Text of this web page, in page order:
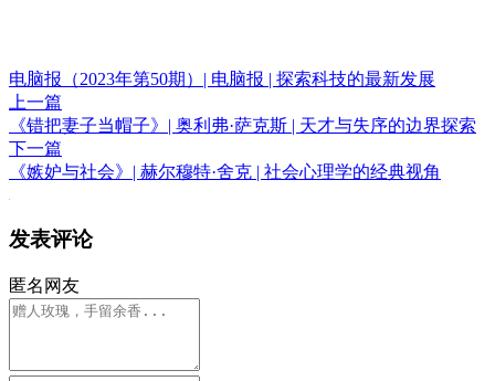
电脑报（2023年第50期）| 电脑报 | 探索科技的最新发展
上一篇
《错把妻子当帽子》| 奥利弗·萨克斯 | 天才与失序的边界探索
下一篇
《嫉妒与社会》| 赫尔穆特·舍克 | 社会心理学的经典视角
发表评论
匿名网友